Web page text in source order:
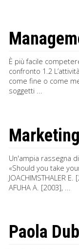
È più facile
confronto 1.2
come fine o come
soggetti ...
Un'ampia rassegna
«Should you take
JOACHIMSTHALER
AFUHA A. [2003], ...
Paola